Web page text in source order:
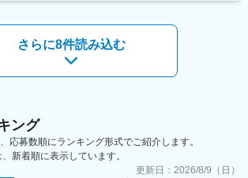
けダッシュボード構築・可視化
会分析およびシナリオプランニング
価格戦略検討、顧客採算分析
業・マーケティング部門への提言
Financeチームとの連携
：
チームでは主に下記事業領域を担当していま
さらに8件読み込む
ング
応募数順にランキング形式でご紹介します。
新着順に表示しています。
更新日： 2026/8/9（日）